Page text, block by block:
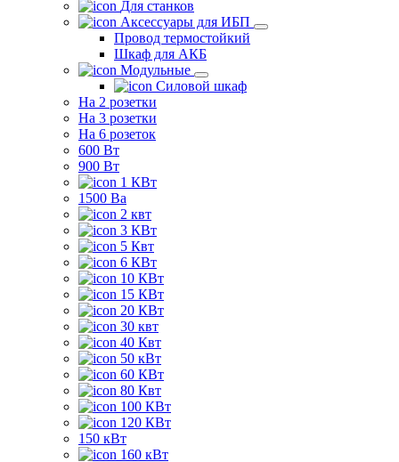
Для станков
Аксессуары для ИБП
Провод термостойкий
Шкаф для АКБ
Модульные
Силовой шкаф
На 2 розетки
На 3 розетки
На 6 розеток
600 Вт
900 Вт
1 КВт
1500 Ва
2 квт
3 КВт
5 Квт
6 КВт
10 КВт
15 КВт
20 КВт
30 квт
40 Квт
50 кВт
60 КВт
80 Квт
100 КВт
120 КВт
150 кВт
160 кВт